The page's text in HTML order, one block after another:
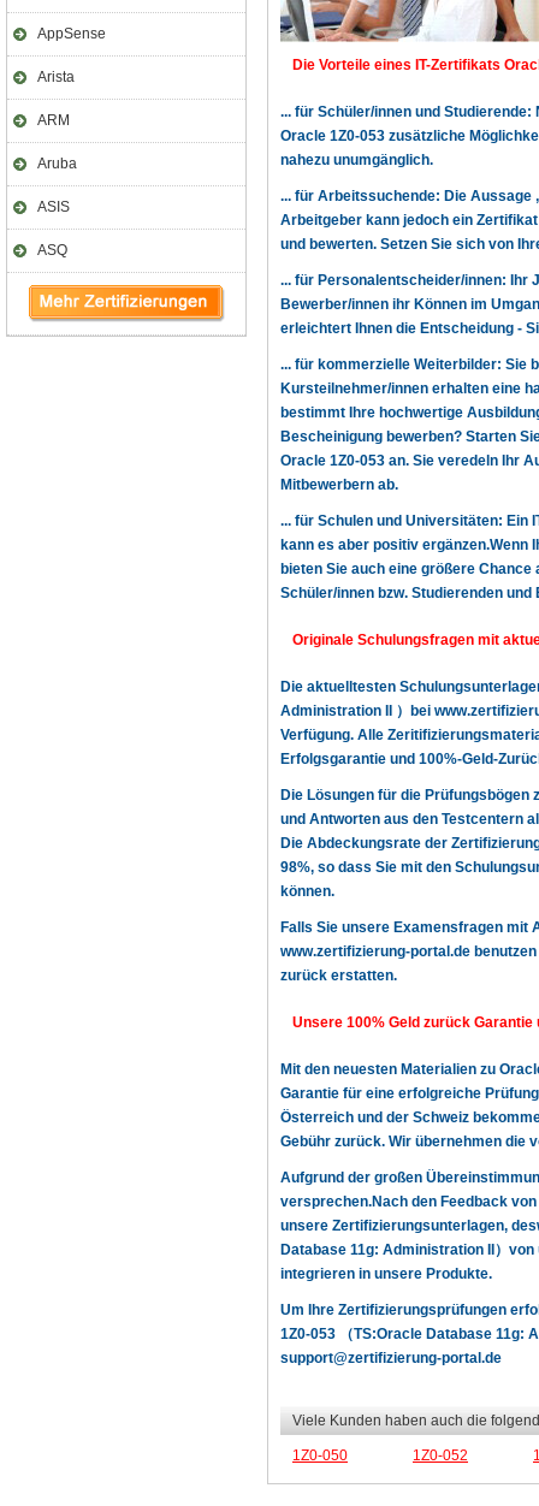
AppSense
Arista
ARM
Aruba
ASIS
ASQ
Die Vorteile eines IT-Zertifikats
... für Schüler/innen und
Oracle 1Z0-053 zusätzliche
nahezu unumgänglich.
... für Arbeitssuchende: Die Aussage
Arbeitgeber kann jedoch ein
und bewerten. Setzen Sie sich von
... für Personalentscheider/innen: Ihr
Bewerber/innen ihr Können im
erleichtert Ihnen die Entscheidung -
... für kommerzielle Weiterbilder: Sie
Kursteilnehmer/innen erhalten eine
bestimmt Ihre hochwertige
Bescheinigung bewerben? Starten
Oracle 1Z0-053 an. Sie veredeln Ihr
Mitbewerbern ab.
... für Schulen und Universitäten: Ein
kann es aber positiv
bieten Sie auch eine größere
Schüler/innen bzw. Studierenden
Originale Schulungsfragen mit
Die aktuelltesten
Administration II ）bei
Verfügung. Alle
Erfolgsgarantie und 100%-Geld-
Die Lösungen für die Prüfungsbögen
und Antworten aus den Testcentern
Die Abdeckungsrate der
98%, so dass Sie mit den
können.
Falls Sie unsere Examensfragen mit
www.zertifizierung-portal.de
zurück erstatten.
Unsere 100% Geld zurück
Mit den neuesten Materialien zu
Garantie für eine erfolgreiche
Österreich und der Schweiz
Gebühr zurück. Wir übernehmen die
Aufgrund der großen
versprechen.Nach den Feedback
unsere Zertifizierungsunterlagen,
Database 11g: Administration II）
integrieren in unsere Produkte.
Um Ihre Zertifizierungsprüfungen
1Z0-053 （TS:Oracle Database 11g:
support@zertifizierung-portal.de
Viele Kunden haben auch die
1Z0-050 1Z0-052